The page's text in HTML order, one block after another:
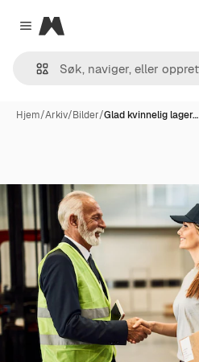
Close menu
Magnific
Hjem/Arkiv/Bilder/Glad kvinnelig lager…